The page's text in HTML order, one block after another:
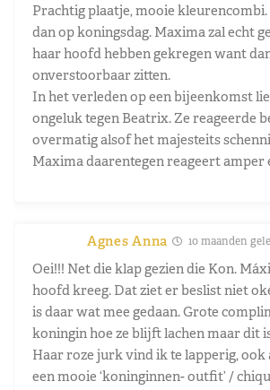
Prachtig plaatje, mooie
dan op koningsdag. Maxima zal echt
haar hoofd hebben gekregen want
onverstoorbaar zitten.
In het verleden op een bijeenkomst
ongeluk tegen Beatrix. Ze reageerde
overmatig alsof het majesteits
Maxima daarentegen reageert amper
Agnes Anna 10 maanden
Oei!!! Net die klap gezien die Kon.
hoofd kreeg. Dat ziet er beslist niet
is daar wat mee gedaan. Grote
koningin hoe ze blijft lachen maar dit
Haar roze jurk vind ik te lapperig, ook
een mooie ‘koninginnen- outfit’ /